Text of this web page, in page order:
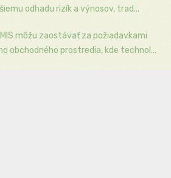
odhadu rizík a výnosov, trad...
môžu zaostávať za požiadavkami
obchodného prostredia, kde technol...